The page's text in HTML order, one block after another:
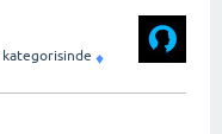
kategorisinde ♦